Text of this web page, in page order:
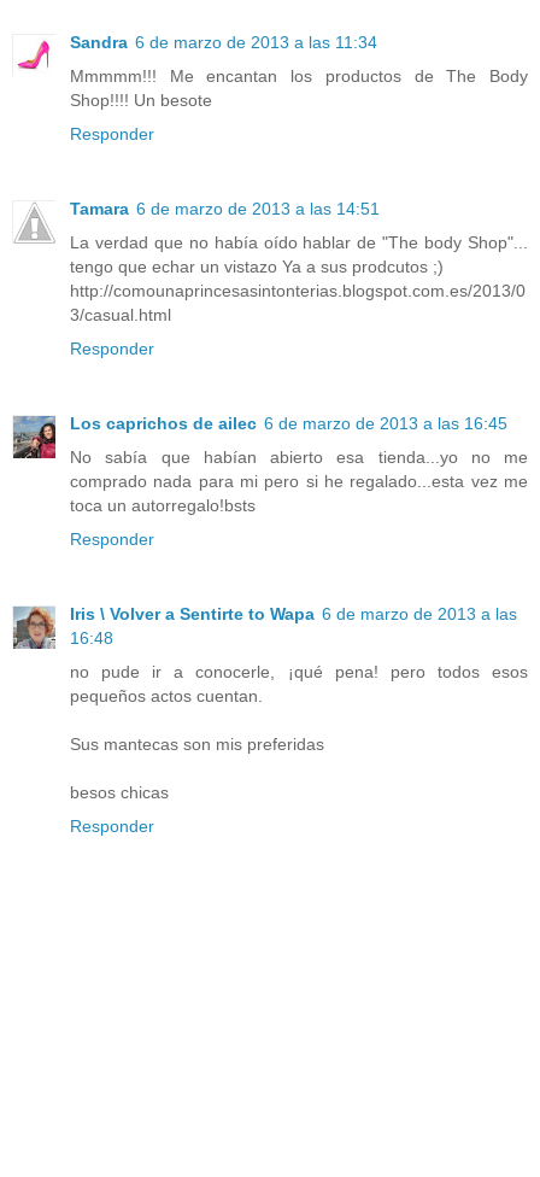
Sandra 6 de marzo de 2013 a las 11:34
Mmmmm!!! Me encantan los productos de The Body
Shop!!!! Un besote
Responder
Tamara 6 de marzo de 2013 a las 14:51
La verdad que no había oído hablar de "The body Shop"...
tengo que echar un vistazo Ya a sus prodcutos ;)
http://comounaprincesasintonterias.blogspot.com.es/2013/0
3/casual.html
Responder
Los caprichos de ailec 6 de marzo de 2013 a las 16:45
No sabía que habían abierto esa tienda...yo no me
comprado nada para mi pero si he regalado...esta vez me
toca un autorregalo!bsts
Responder
Iris \ Volver a Sentirte to Wapa 6 de marzo de 2013 a las
16:48
no pude ir a conocerle, ¡qué pena! pero todos esos
pequeños actos cuentan.
Sus mantecas son mis preferidas
besos chicas
Responder